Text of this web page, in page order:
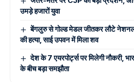
उमड़े हजारों युवा
बेंगलुरु से गोल्ड मेडल जीतकर लौटे नेशनल
की हत्या, साई उपवन में मिला शव
देश के 7 एयरपोर्ट्स पर मिलेगी नौकरी,
के बीच बड़ा समझौता